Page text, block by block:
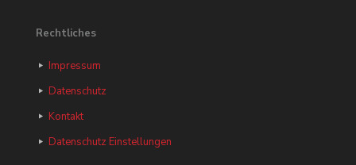
Rechtliches
Impressum
Datenschutz
Kontakt
Datenschutz Einstellungen